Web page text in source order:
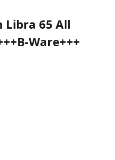
Libra 65 All
Ware+++